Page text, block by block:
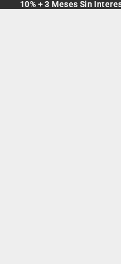
10% + 3 Meses Sin
10% + 3 Meses Sin